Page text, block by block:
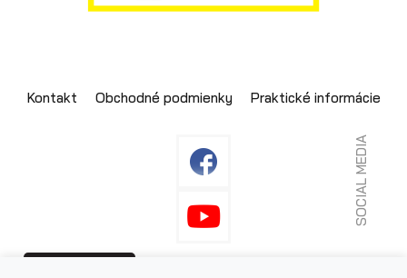
Kontakt Obchodné podmienky Praktické informácie
SOCIAL MEDIA